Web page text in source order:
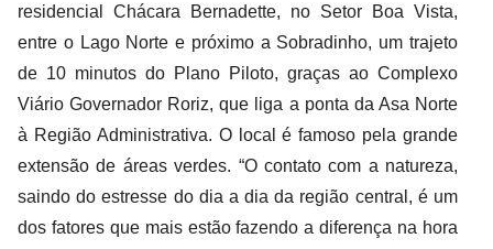
residencial Chácara Bernadette, no Setor Boa Vista,
entre o Lago Norte e próximo a Sobradinho, um trajeto
de 10 minutos do Plano Piloto, graças ao Complexo
Viário Governador Roriz, que liga a ponta da Asa Norte
à Região Administrativa. O local é famoso pela grande
extensão de áreas verdes. “O contato com a natureza,
saindo do estresse do dia a dia da região central, é um
dos fatores que mais estão fazendo a diferença na hora